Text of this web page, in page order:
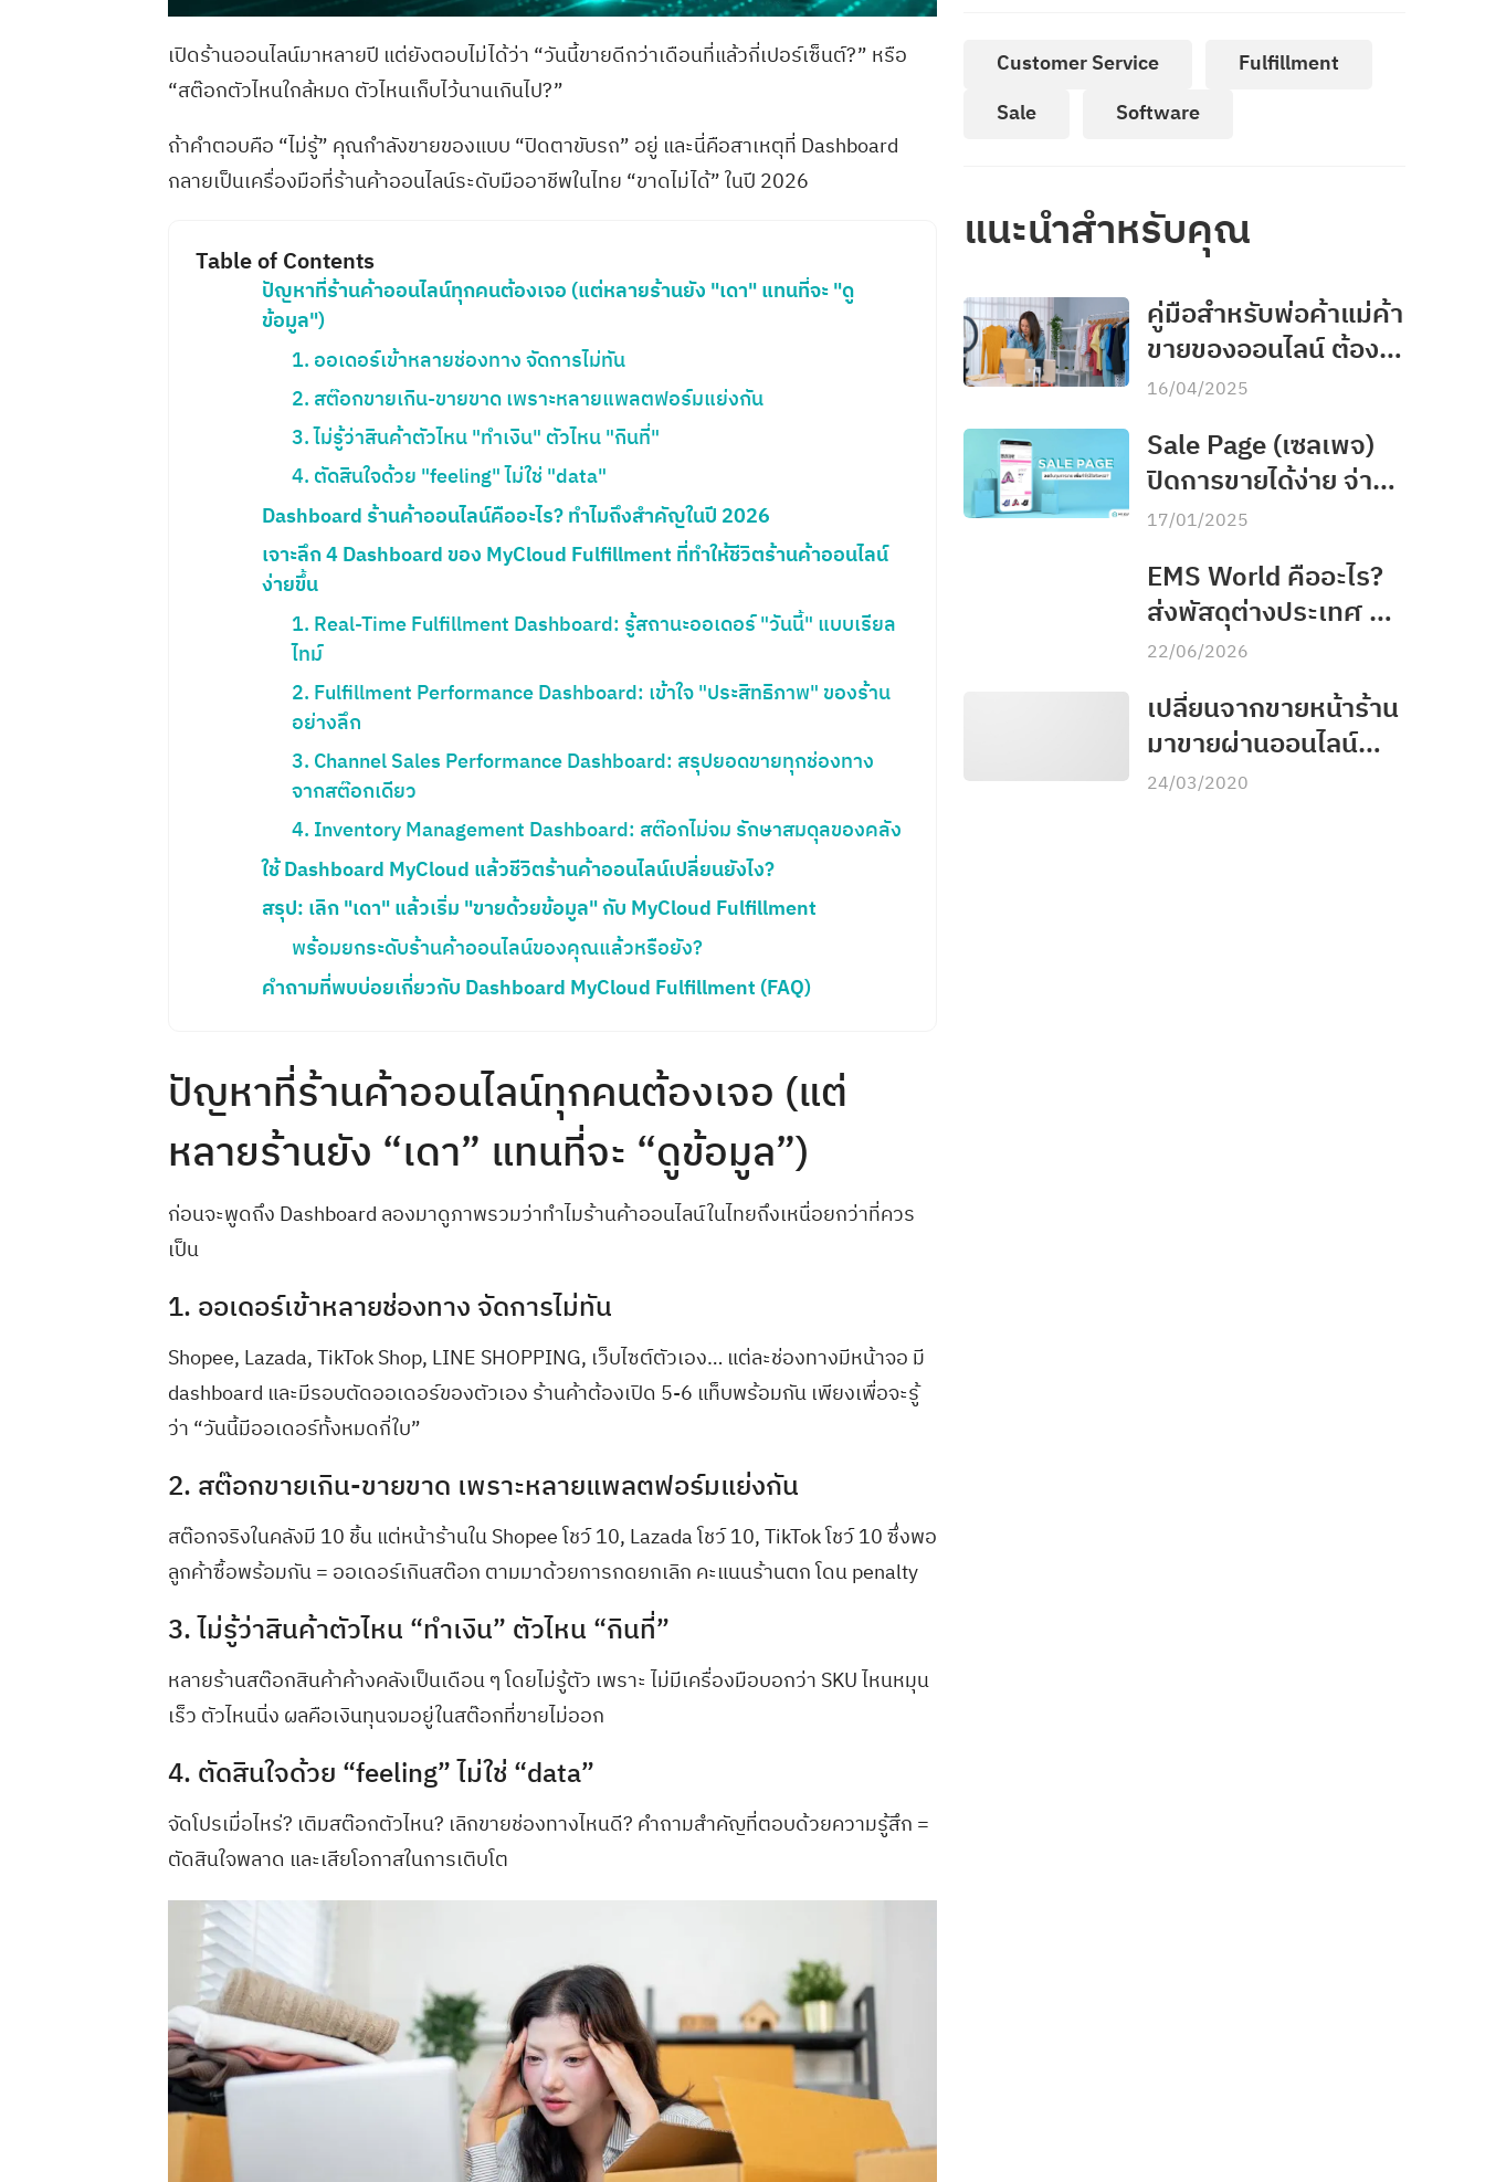
เปิดร้านออนไลน์มาหลายปี แต่ยังตอบไม่ได้ว่า “วันนี้ขายดีกว่าเดือนที่แล้วกี่เปอร์เซ็นต์?” หรือ
“สต๊อกตัวไหนใกล้หมด ตัวไหนเก็บไว้นานเกินไป?”
ถ้าคำตอบคือ “ไม่รู้” คุณกำลังขายของแบบ “ปิดตาขับรถ” อยู่ และนี่คือสาเหตุที่ Dashboard
กลายเป็นเครื่องมือที่ร้านค้าออนไลน์ระดับมืออาชีพในไทย “ขาดไม่ได้” ในปี 2026
Table of Contents
ปัญหาที่ร้านค้าออนไลน์ทุกคนต้องเจอ (แต่หลายร้านยัง "เดา" แทนที่จะ "ดู
ข้อมูล")
1. ออเดอร์เข้าหลายช่องทาง จัดการไม่ทัน
2. สต๊อกขายเกิน-ขายขาด เพราะหลายแพลตฟอร์มแย่งกัน
3. ไม่รู้ว่าสินค้าตัวไหน "ทำเงิน" ตัวไหน "กินที่"
4. ตัดสินใจด้วย "feeling" ไม่ใช่ "data"
Dashboard ร้านค้าออนไลน์คืออะไร? ทำไมถึงสำคัญในปี 2026
เจาะลึก 4 Dashboard ของ MyCloud Fulfillment ที่ทำให้ชีวิตร้านค้าออนไลน์
ง่ายขึ้น
1. Real-Time Fulfillment Dashboard: รู้สถานะออเดอร์ "วันนี้" แบบเรียล
ไทม์
2. Fulfillment Performance Dashboard: เข้าใจ "ประสิทธิภาพ" ของร้าน
อย่างลึก
3. Channel Sales Performance Dashboard: สรุปยอดขายทุกช่องทาง
จากสต๊อกเดียว
4. Inventory Management Dashboard: สต๊อกไม่จม รักษาสมดุลของคลัง
ใช้ Dashboard MyCloud แล้วชีวิตร้านค้าออนไลน์เปลี่ยนยังไง?
สรุป: เลิก "เดา" แล้วเริ่ม "ขายด้วยข้อมูล" กับ MyCloud Fulfillment
พร้อมยกระดับร้านค้าออนไลน์ของคุณแล้วหรือยัง?
คำถามที่พบบ่อยเกี่ยวกับ Dashboard MyCloud Fulfillment (FAQ)
ปัญหาที่ร้านค้าออนไลน์ทุกคนต้องเจอ (แต่
หลายร้านยัง “เดา” แทนที่จะ “ดูข้อมูล”)
ก่อนจะพูดถึง Dashboard ลองมาดูภาพรวมว่าทำไมร้านค้าออนไลน์ในไทยถึงเหนื่อยกว่าที่ควร
เป็น
1. ออเดอร์เข้าหลายช่องทาง จัดการไม่ทัน
Shopee, Lazada, TikTok Shop, LINE SHOPPING, เว็บไซต์ตัวเอง… แต่ละช่องทางมีหน้าจอ มี
dashboard และมีรอบตัดออเดอร์ของตัวเอง ร้านค้าต้องเปิด 5-6 แท็บพร้อมกัน เพียงเพื่อจะรู้
ว่า “วันนี้มีออเดอร์ทั้งหมดกี่ใบ”
2. สต๊อกขายเกิน-ขายขาด เพราะหลายแพลตฟอร์มแย่งกัน
สต๊อกจริงในคลังมี 10 ชิ้น แต่หน้าร้านใน Shopee โชว์ 10, Lazada โชว์ 10, TikTok โชว์ 10 ซึ่งพอ
ลูกค้าซื้อพร้อมกัน = ออเดอร์เกินสต๊อก ตามมาด้วยการกดยกเลิก คะแนนร้านตก โดน penalty
3. ไม่รู้ว่าสินค้าตัวไหน “ทำเงิน” ตัวไหน “กินที่”
หลายร้านสต๊อกสินค้าค้างคลังเป็นเดือน ๆ โดยไม่รู้ตัว เพราะ ไม่มีเครื่องมือบอกว่า SKU ไหนหมุน
เร็ว ตัวไหนนิ่ง ผลคือเงินทุนจมอยู่ในสต๊อกที่ขายไม่ออก
4. ตัดสินใจด้วย “feeling” ไม่ใช่ “data”
จัดโปรเมื่อไหร่? เติมสต๊อกตัวไหน? เลิกขายช่องทางไหนดี? คำถามสำคัญที่ตอบด้วยความรู้สึก =
ตัดสินใจพลาด และเสียโอกาสในการเติบโต
Customer Service
Fulfillment
Sale
Software
แนะนำสำหรับคุณ
คู่มือสำหรับพ่อค้าแม่ค้า
ขายของออนไลน์ ต้อง
จดทะเบียนอะไรบ้าง
16/04/2025
Sale Page (เซลเพจ)
ปิดการขายได้ง่าย จ่าย
ค่าธรรมเนียมได้ถูกลง
17/01/2025
EMS World คืออะไร?
ส่งพัสดุต่างประเทศ 84
ประเทศผ่านไปรษณีย์
ไทย ไม่ต้องไปที่
ไปรษณีย์เองอีกต่อไป
22/06/2026
เปลี่ยนจากขายหน้าร้าน
มาขายผ่านออนไลน์
ต้องทำยังไง? มาดู!!
24/03/2020